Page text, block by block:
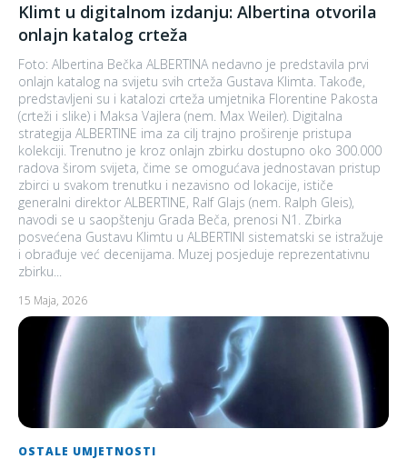
Klimt u digitalnom izdanju: Albertina otvorila
onlajn katalog crteža
Foto: Albertina Bečka ALBERTINA nedavno je predstavila prvi
onlajn katalog na svijetu svih crteža Gustava Klimta. Takođe,
predstavljeni su i katalozi crteža umjetnika Florentine Pakosta
(crteži i slike) i Maksa Vajlera (nem. Max Weiler). Digitalna
strategija ALBERTINE ima za cilj trajno proširenje pristupa
kolekciji. Trenutno je kroz onlajn zbirku dostupno oko 300.000
radova širom svijeta, čime se omogućava jednostavan pristup
zbirci u svakom trenutku i nezavisno od lokacije, ističe
generalni direktor ALBERTINE, Ralf Glajs (nem. Ralph Gleis),
navodi se u saopštenju Grada Beča, prenosi N1. Zbirka
posvećena Gustavu Klimtu u ALBERTINI sistematski se istražuje
i obrađuje već decenijama. Muzej posjeduje reprezentativnu
zbirku...
15 Maja, 2026
OSTALE UMJETNOSTI